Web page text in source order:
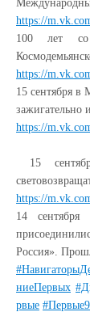
https://
100 лет со
https://
15 сентября
зажигательно
https://
15
https://
14
Россия».
ниеПервых
рвые